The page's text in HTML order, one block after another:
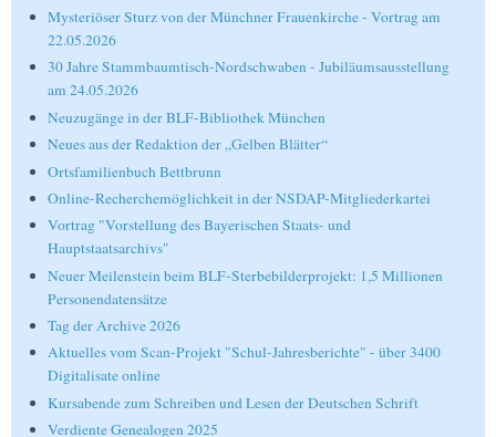
Mysteriöser Sturz von der Münchner Frauenkirche - Vortrag am
22.05.2026
30 Jahre Stammbaumtisch-Nordschwaben - Jubiläumsausstellung
am 24.05.2026
Neuzugänge in der BLF-Bibliothek München
Neues aus der Redaktion der „Gelben Blätter“
Ortsfamilienbuch Bettbrunn
Online-Recherchemöglichkeit in der NSDAP-Mitgliederkartei
Vortrag "Vorstellung des Bayerischen Staats- und
Hauptstaatsarchivs"
Neuer Meilenstein beim BLF-Sterbebilderprojekt: 1,5 Millionen
Personendatensätze
Tag der Archive 2026
Aktuelles vom Scan-Projekt "Schul-Jahresberichte" - über 3400
Digitalisate online
Kursabende zum Schreiben und Lesen der Deutschen Schrift
Verdiente Genealogen 2025